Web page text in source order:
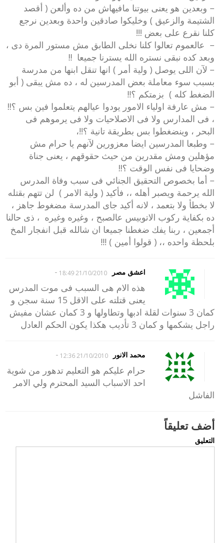
– وبعدين هو يعنى بيوتنا مافيهاش من ده وألعن ( أقصد
الشتيمة والزعيق ) وخليكوا صادقين واحدة وبعدين نرجع
كلنا نقرع على بعض !!!
– عالعموم تعالوا كلنا نخلى الطابق مش مستور المرة دى ،
وبعد كده نبقى نستره الله يسترنا جميعا !!
– لآن اللى يوصل ( ولية أمر ) انها تنقل ابنها من مدرسة
بسبب سوء معاملة بعض المدرسين له ، ده مش يبقى ( أبو
الضغط كله ) بزمتكم ؟!!
– مش عارفة اولياء الامور يودوا عيالهم يتعلموا فين بس ؟!!
، فى المدارس ولا فى الاصلاحيات ولا فى يرموهم فى
البحر ، وينضغطوا بس بطريقة تانية ؟!!،
– وطبعا المدرسين ايضا معزورين لآنهم يا حرام مش
مؤهلين ومش مقدرين من حيث حقوقهم ، يعنى جناة
وضحايا فى نفس الوقت ؟!!
– أما بخصوص التحقيق الجنائي فى سبب وفاة المدرس
الله يرحمة ويصبر أهله ،، فأكيد ( ولية الامر ) لن تتهم بقتله
لا بخطأ ولا بتعمد ، لانه أكيد جاى المدرسة مضغوط جاهز ،
ده بكفاية ركوب الاتوبيس عالصبح ، وغيره وغيره ، ذى حالنا
أجمعين ، ربنا يفك ضغطنا جميعا ان شالله قبل انفجار المخ
بلحظة واحده ،، ( قولوا أمين ) !!!
اعشق مصر 21/10/2010 18:49
-
هذه الام هى السبب فى موت المدرس
يعنى قتلته على الاقل 15 سنة سجن و
كمان 3 سنوات لقلة ادبها وتطاولها و 3 كمان عشان مفيش
راجل يشكمها و كمان 3 تأديب هكذا يكون الحكم العادل
محمد الانور 21/10/2010 12:36
-
حرام عليكم هو التعليم تدهور من شوية
احد الاسباب السيد المحترم ولي الامر
الفاشل
أضف تعليقاً
التعليق